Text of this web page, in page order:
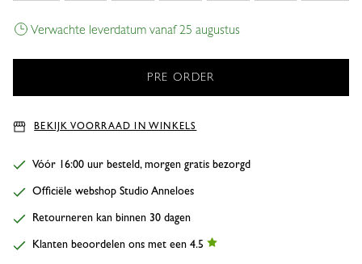
Verwachte leverdatum vanaf 25 augustus
BEKIJK VOORRAAD IN WINKELS
Vóór 16:00 uur besteld, morgen gratis bezorgd
Officiële webshop Studio Anneloes
Retourneren kan binnen 30 dagen
Klanten beoordelen ons met een 4.5